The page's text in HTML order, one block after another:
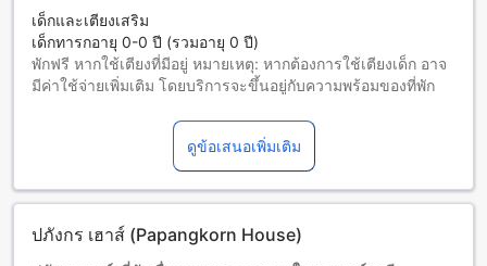
เด็กและเตียงเสริม
เด็กทารกอายุ 0-0 ปี (รวมอายุ 0 ปี)
พักฟรี หากใช้เตียงที่มีอยู่ หมายเหตุ: หากต้องการใช้เตียงเด็ก อาจ
มีค่าใช้จ่ายเพิ่มเติม โดยบริการจะขึ้นอยู่กับความพร้อมของที่พัก
พักฟรีหากใช้เตียงที่มีอยู่แล้ว
ผู้เข้าพักอายุ 12 ปีขึ้นไปถือเป็นผู้ใหญ่
บริการเตียงเสริมขึ้นอยู่กับประเภทห้องที่เลือก กรุณาตรวจสอบ
จำนวนผู้เข้าพักที่กำหนดในแต่ละห้องสำหรับข้อมูลเพิ่มเติม
นโยบายที่แตกต่างหรือเงื่อนไขเพิ่มเติม
ดูข้อเสนอเพิ่มเติม
ปภังกร เฮาส์ (Papangkorn House)